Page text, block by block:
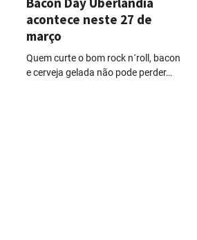
acontece neste 27 de
março
Quem curte o bom rock n´roll, bacon
e cerveja gelada não pode perder…